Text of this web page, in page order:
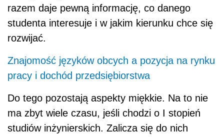
razem daje pewną informację, co danego
studenta interesuje i w jakim kierunku chce się
rozwijać.
Znajomość języków obcych a pozycja na rynku
pracy i dochód przedsiębiorstwa
Do tego pozostają aspekty miękkie. Na to nie
ma zbyt wiele czasu, jeśli chodzi o I stopień
studiów inżynierskich. Zalicza się do nich